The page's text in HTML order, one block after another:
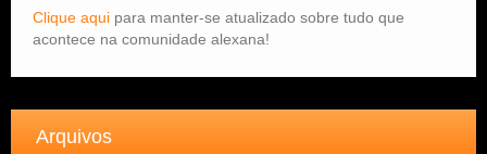
Clique aqui para manter-se atualizado sobre tudo que
acontece na comunidade alexana!
Arquivos